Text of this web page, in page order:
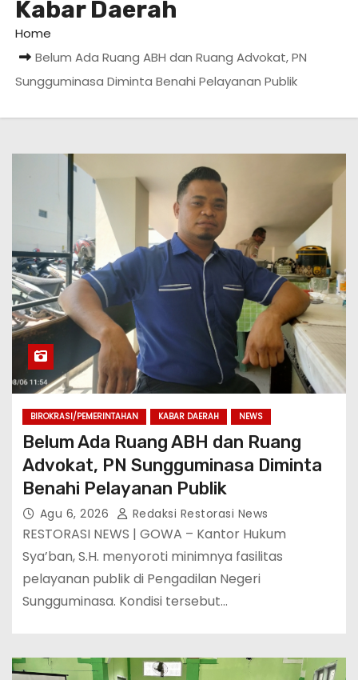
Kabar Daerah
Home
Belum Ada Ruang ABH dan Ruang Advokat, PN
Sungguminasa Diminta Benahi Pelayanan Publik
BIROKRASI/PEMERINTAHAN KABAR DAERAH NEWS
Belum Ada Ruang ABH dan Ruang
Advokat, PN Sungguminasa Diminta
Benahi Pelayanan Publik
Agu 6, 2026 Redaksi Restorasi News
RESTORASI NEWS | GOWA – Kantor Hukum
Sya’ban, S.H. menyoroti minimnya fasilitas
pelayanan publik di Pengadilan Negeri
Sungguminasa. Kondisi tersebut…